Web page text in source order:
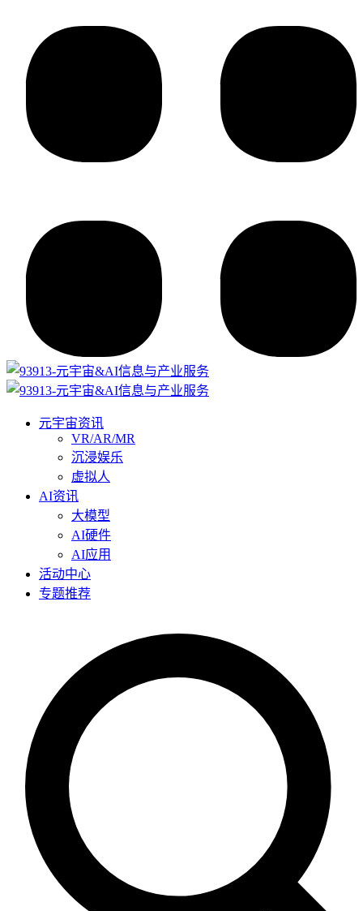
元宇宙资讯
VR/AR/MR
沉浸娱乐
虚拟人
AI资讯
大模型
AI硬件
AI应用
活动中心
专题推荐